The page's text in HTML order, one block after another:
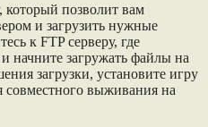
который позволит вам
и загрузить нужные
к FTP серверу, где
начните загружать файлы на
загрузки, установите игру
совместного выживания на